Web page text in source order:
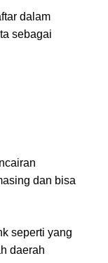
dalam
sebagai
dan bisa
seperti yang
daerah